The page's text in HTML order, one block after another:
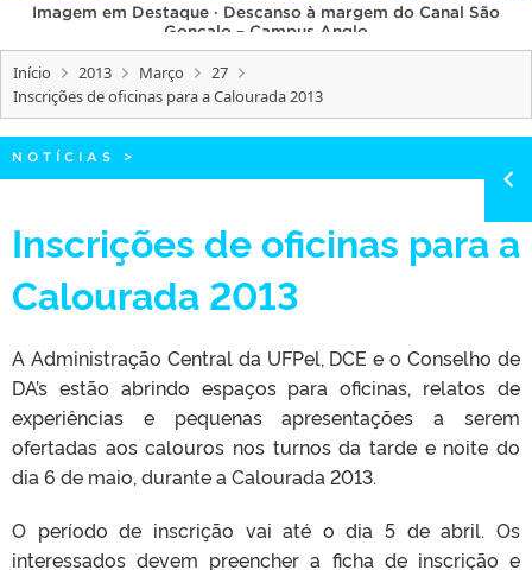
OUVIDORIA
PORTARIAS
TELEFONES
Imagem em Destaque · Descanso à margem do Canal São
Gonçalo – Campus Anglo
Início 2013 Março
27
Inscrições de oficinas para a Calourada 2013
NOTÍCIAS >
Inscrições de oficinas para a
Calourada 2013
A Administração Central da UFPel, DCE e o Conselho de
DA’s estão abrindo espaços para oficinas, relatos de
experiências e pequenas apresentações a serem
ofertadas aos calouros nos turnos da tarde e noite do
dia 6 de maio, durante a Calourada 2013.
O período de inscrição vai até o dia 5 de abril. Os
interessados devem preencher a ficha de inscrição e